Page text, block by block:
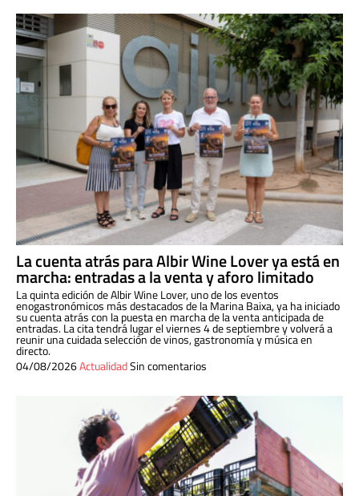
La cuenta atrás para Albir Wine Lover ya está en
marcha: entradas a la venta y aforo limitado
La quinta edición de Albir Wine Lover, uno de los eventos
enogastronómicos más destacados de la Marina Baixa, ya ha iniciado
su cuenta atrás con la puesta en marcha de la venta anticipada de
entradas. La cita tendrá lugar el viernes 4 de septiembre y volverá a
reunir una cuidada selección de vinos, gastronomía y música en
directo.
04/08/2026ActualidadSin comentarios